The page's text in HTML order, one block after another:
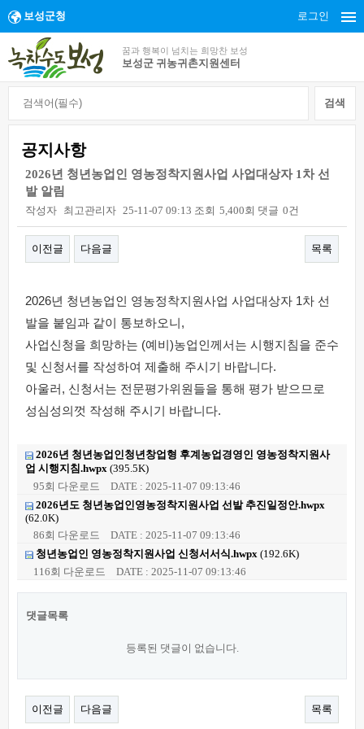
보성군청 로그인
꿈과 행복이 넘치는 희망찬 보성
보성군 귀농귀촌지원센터
공지사항
2026년 청년농업인 영농정착지원사업 사업대상자 1차 선
발 알림
작성자 최고관리자 25-11-07 09:13 조회 5,400회 댓글 0건
이전글 다음글 목록
2026년 청년농업인 영농정착지원사업 사업대상자 1차 선
발을 붙임과 같이 통보하오니,
사업신청을 희망하는 (예비)농업인께서는 시행지침을 준수
및 신청서를 작성하여 제출해 주시기 바랍니다.
아울러, 신청서는 전문평가위원들을 통해 평가 받으므로
성심성의껏 작성해 주시기 바랍니다.
2026년 청년농업인청년창업형 후계농업경영인 영농정착지원사
업 시행지침.hwpx (395.5K)
95회 다운로드
DATE : 2025-11-07 09:13:46
2026년도 청년농업인영농정착지원사업 선발 추진일정안.hwpx
(62.0K)
86회 다운로드
DATE : 2025-11-07 09:13:46
청년농업인 영농정착지원사업 신청서서식.hwpx (192.6K)
116회 다운로드
DATE : 2025-11-07 09:13:46
댓글목록
등록된 댓글이 없습니다.
이전글 다음글 목록